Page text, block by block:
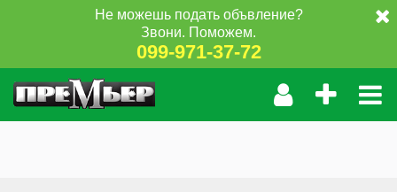
Не можешь подать объвление?
Звони. Поможем.
099-971-37-72